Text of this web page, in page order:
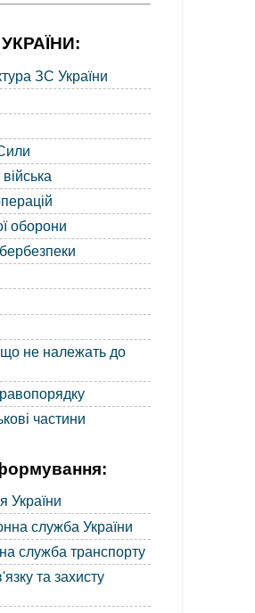
ЗС України
оборони
не належать до
частини
України
служба України
служба транспорту
та захисту